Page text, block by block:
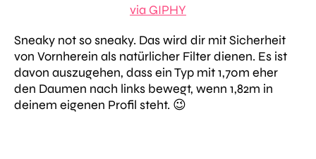
via GIPHY
Sneaky not so sneaky. Das wird dir mit Sicherheit
von Vornherein als natürlicher Filter dienen. Es ist
davon auszugehen, dass ein Typ mit 1,70m eher
den Daumen nach links bewegt, wenn 1,82m in
deinem eigenen Profil steht. 😉